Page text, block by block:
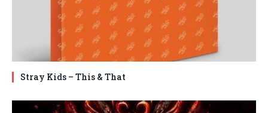
Stray Kids – This & That